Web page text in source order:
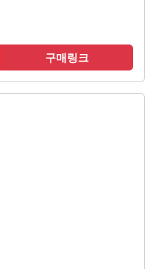
구매링크